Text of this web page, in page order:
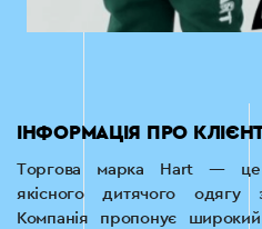
ІНФОРМАЦІЯ ПРО
Торгова марка Hart — це
якісного дитячого одягу
Компанія пропонує